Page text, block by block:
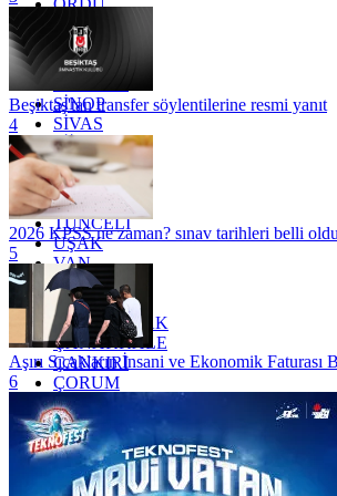
ORDU
OSMANİYE
RİZE
SAKARYA
SİNOP
SİVAS
SİİRT
TEKİRDAĞ
TOKAT
TRABZON
TUNCELİ
UŞAK
VAN
YALOVA
YOZGAT
ZONGULDAK
ÇANAKKALE
ÇANKIRI
ÇORUM
İSTANBUL
İZMİR
ŞANLIURFA
ŞIRNAK
Beşiktaş'tan transfer söylentilerine resmi yanıt
4
2026 KPSS ne zaman? sınav tarihleri belli oldu
5
Aşırı Sıcakların İnsani ve Ekonomik Faturası
6